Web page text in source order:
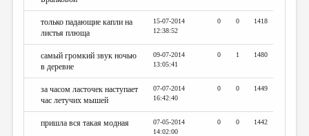
только падающие капли на
листья плюща
15-07-2014
12:38:52
0 0 1418
самый громкий звук ночью
в деревне
09-07-2014
13:05:41
0 1 1480
за часом ласточек наступает
час летучих мышей
07-07-2014
16:42:40
0 0 1449
пришла вся такая модная
07-05-2014
14:02:00
0 0 1442